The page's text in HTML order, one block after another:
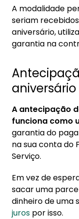
2.
regras práticas
2.1. Como o
4. Vantagens
comparativo
A modalidade
seriam
aniversário,
garantia na
A antecipação
funciona como
garantia do
na sua conta do
Serviço.
Em vez de
sacar uma
dinheiro de uma
juros por isso.